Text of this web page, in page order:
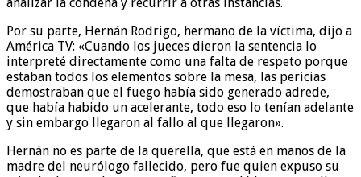
Por su parte, Hernán Rodrigo, hermano de la víctima, dijo a
América TV: «Cuando los jueces dieron la sentencia lo
interpreté directamente como una falta de respeto porque
estaban todos los elementos sobre la mesa, las pericias
demostraban que el fuego había sido generado adrede,
que había habido un acelerante, todo eso lo tenían adelante
y sin embargo llegaron al fallo al que llegaron».
Hernán no es parte de la querella, que está en manos de la
madre del neurólogo fallecido, pero fue quien expuso su